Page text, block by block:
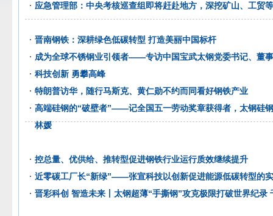
应急管理部：中央考核巡查组即将赶赴地方，深挖矿山、工贸
晋南钢铁：深耕绿色低碳转型 打造美丽中国标杆
成为全球不锈钢业引领者——专访中国宝武太钢党委书记、董
科技创新 勇攀高峰
特朗普访华，随行马斯克、黄仁勋不约而同看好钢铁产业
高端硅钢的“破壁者”——记全国五一劳动奖章获得者，太钢硅
林媛
控总量、优供给、推转型促进钢铁行业运行质效继续提升
近零碳工厂长“新绿”——张宣科技以创新促进能源低碳转型的
晋彩科创 智造未来丨太钢超薄“手撕钢”攻克极限打破世界纪